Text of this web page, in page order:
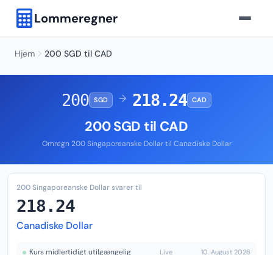
Lommeregner
Hjem 200 SGD til CAD
200 SGD → 218.24 CAD
200 SGD til CAD
Omregn 200 Singaporeanske Dollar til Canadiske Dollar
200 Singaporeanske Dollar svarer til
218.24
Canadiske Dollar
Kurs midlertidigt utilgængelig Live 10. August 2026